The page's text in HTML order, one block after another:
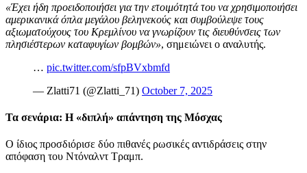
«Έχει ήδη προειδοποιήσει για την ετοιμότητά του να χρησιμοποιήσει
αμερικανικά όπλα μεγάλου βεληνεκούς και συμβούλεψε τους
αξιωματούχους του Κρεμλίνου να γνωρίζουν τις διευθύνσεις των
πλησιέστερων καταφυγίων βομβών», σημειώνει ο αναλυτής.
… pic.twitter.com/sfpBVxbmfd
— Zlatti71 (@Zlatti_71) October 7, 2025
Τα σενάρια: Η «διπλή» απάντηση της Μόσχας
Ο ίδιος προσδιόρισε δύο πιθανές ρωσικές αντιδράσεις στην
απόφαση του Ντόναλντ Τραμπ.